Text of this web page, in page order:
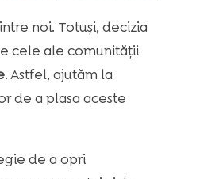
noi. Totuși, decizia
cele ale comunității
. Astfel, ajutăm la
de a plasa aceste
de a opri